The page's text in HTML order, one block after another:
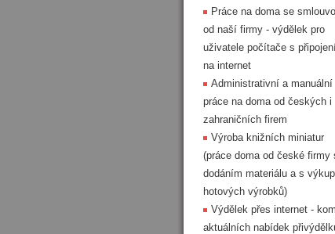
Práce na doma se
od naší firmy - výdělek pro
uživatele počítače s
na internet
Administrativní a manuální
práce na doma od českých i
zahraničních firem
Výroba knižních miniatur
(práce doma od české firmy
dodáním materiálu a s
hotových výrobků)
Výdělek přes internet -
aktuálních nabídek